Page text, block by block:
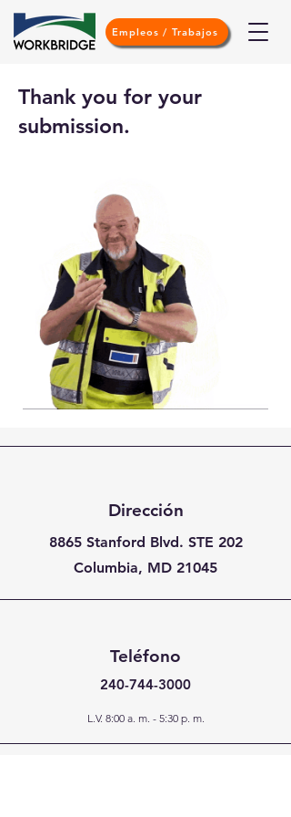
Empleos / Trabajos
Thank you for your
submission.
Dirección
8865 Stanford Blvd. STE 202
Columbia, MD 21045
Teléfono
240-744-3000
L.V. 8:00 a. m. - 5:30 p. m.